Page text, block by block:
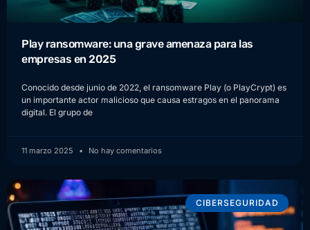
Play ransomware: una grave amenaza para las
empresas en 2025
Conocido desde junio de 2022, el ransomware Play (o PlayCrypt) es
un importante actor malicioso que causa estragos en el panorama
digital. El grupo de
11 marzo 2025 No hay comentarios
CIBERSEGURIDAD